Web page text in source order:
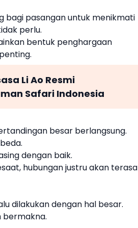
bagi pasangan untuk menikmati
perlu.
bentuk penghargaan
Li Ao Resmi
Safari Indonesia
besar berlangsung.
dengan baik.
hubungan justru akan terasa
dilakukan dengan hal besar.
bermakna.